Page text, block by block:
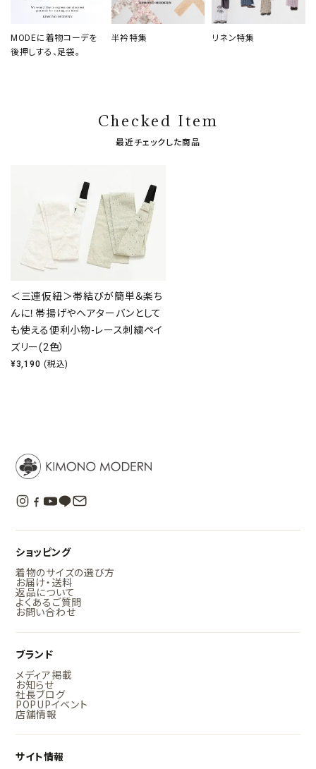
MODEに着物コーデを
後押しする、足袋。
半衿特集 リネン特集
Checked Item
最近チェックした商品
＜三連仮紐＞帯結びが簡単＆楽ち
んに！帯揚げやヘアターバンとして
も使える便利小物-レース刺繍ペイ
ズリー(2色）
¥3,190 (税込)
ショッピング
着物のサイズの選び方
お届け・送料
返品について
よくあるご質問
お問い合わせ
ブランド
メディア掲載
お知らせ
社長ブログ
POPUPイベント
店舗情報
サイト情報